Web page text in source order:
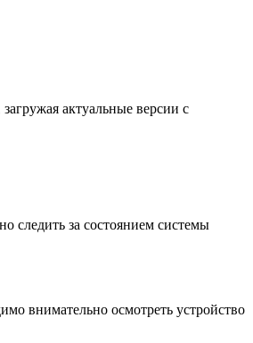
актуальные версии с
следить за состоянием системы
внимательно осмотреть устройство